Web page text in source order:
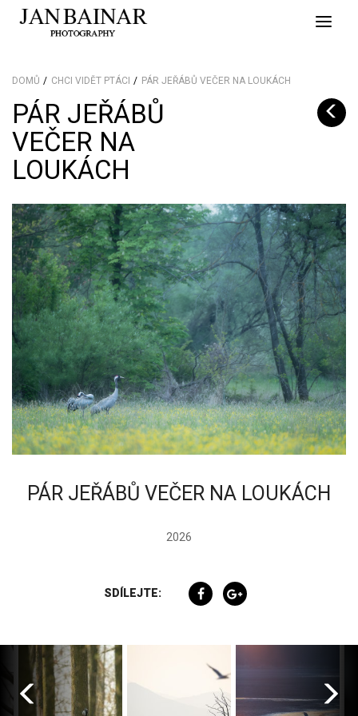
Toggle
DOMŮ CHCI VIDĚT PTÁCI PÁR JEŘÁBŮ VEČER NA LOUKÁCH
PÁR JEŘÁBŮ
VEČER NA
LOUKÁCH
PÁR JEŘÁBŮ VEČER NA LOUKÁCH
2026
SDÍLEJTE: